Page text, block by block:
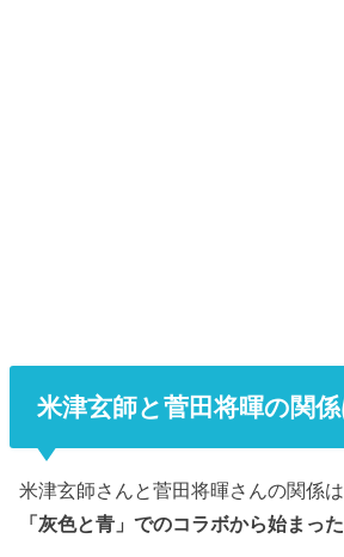
米津玄師と菅田将暉の関係
米津玄師さんと菅田将暉さんの関係
「灰色と青」でのコラボから始まった